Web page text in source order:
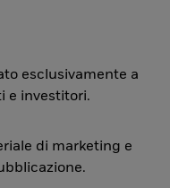
esclusivamente a
e investitori.
di marketing e